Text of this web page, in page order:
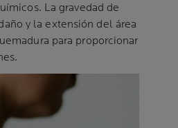
La gravedad de
y la extensión del área
para proporcionar